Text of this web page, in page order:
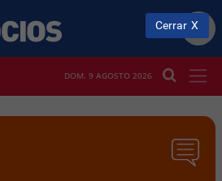
DOM. 9 AGOSTO 2026
Cerrar